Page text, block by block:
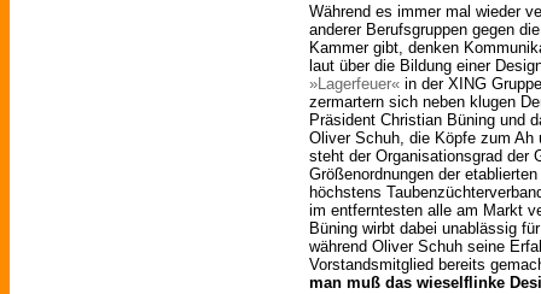
Während es immer mal wieder
anderer Berufsgruppen gegen
Kammer gibt, denken
laut über die Bildung einer
»Lagerfeuer« in der XING
zermartern sich neben klugen
Präsident Christian Büning und
Oliver Schuh, die Köpfe zum Ah
steht der Organisationsgrad der
Größenordnungen der
höchstens
im entferntesten alle am Markt
Büning wirbt dabei unablässig
während Oliver Schuh seine
Vorstandsmitglied bereits
man muß das wieselflinke